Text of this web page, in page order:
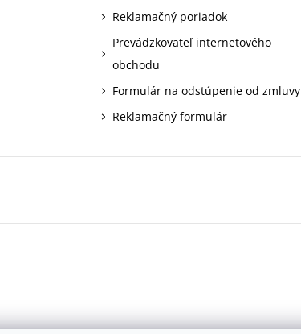
Reklamačný poriadok
Prevádzkovateľ internetového
obchodu
Formulár na odstúpenie od zmluvy
Reklamačný formulár